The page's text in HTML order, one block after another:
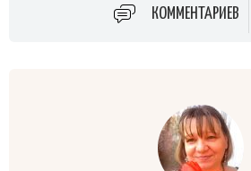
КОММЕНТАРИЕВ